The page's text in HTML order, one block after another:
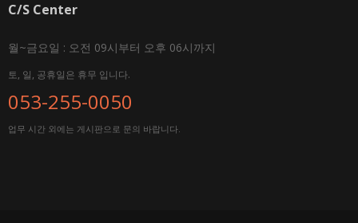
C/S Center
월~금요일 : 오전 09시부터 오후 06시까지
토, 일, 공휴일은 휴무 입니다.
053-255-0050
업무 시간 외에는 게시판으로 문의 바랍니다.